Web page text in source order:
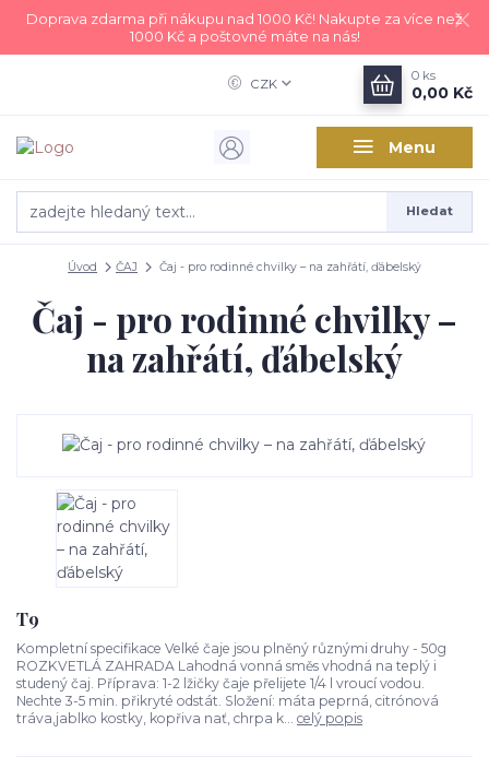
Doprava zdarma při nákupu nad 1000 Kč! Nakupte za více než
1000 Kč a poštovné máte na nás!
Menu
CZK
Hledat
0 ks
0,00 Kč
Úvod ČAJ Čaj - pro rodinné chvilky – na zahřátí, ďábelský
Čaj - pro rodinné chvilky –
na zahřátí, ďábelský
T9
Kompletní specifikace Velké čaje jsou plněný různými druhy - 50g
ROZKVETLÁ ZAHRADA Lahodná vonná směs vhodná na teplý i
studený čaj. Příprava: 1-2 lžičky čaje přelijete 1/4 l vroucí vodou.
Nechte 3-5 min. přikryté odstát. Složení: máta peprná, citrónová
tráva,jablko kostky, kopřiva nať, chrpa k... celý popis